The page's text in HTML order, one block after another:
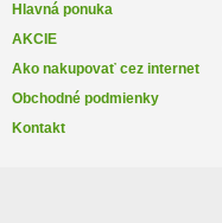
Hlavná ponuka
AKCIE
Ako nakupovať cez internet
Obchodné podmienky
Kontakt